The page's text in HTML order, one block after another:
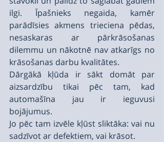
ilgi. Īpašnieks negaida, kamēr
parādīsies akmens trieciena pēdas,
nesaskaras ar pārkrāsošanas
dilemmu un nākotnē nav atkarīgs no
krāsošanas darbu kvalitātes.
Dārgākā kļūda ir sākt domāt par
aizsardzību tikai pēc tam, kad
automašīna jau ir ieguvusi
bojājumus.
Jo pēc tam izvēle kļūst sliktāka: vai nu
sadzīvot ar defektiem, vai krāsot.